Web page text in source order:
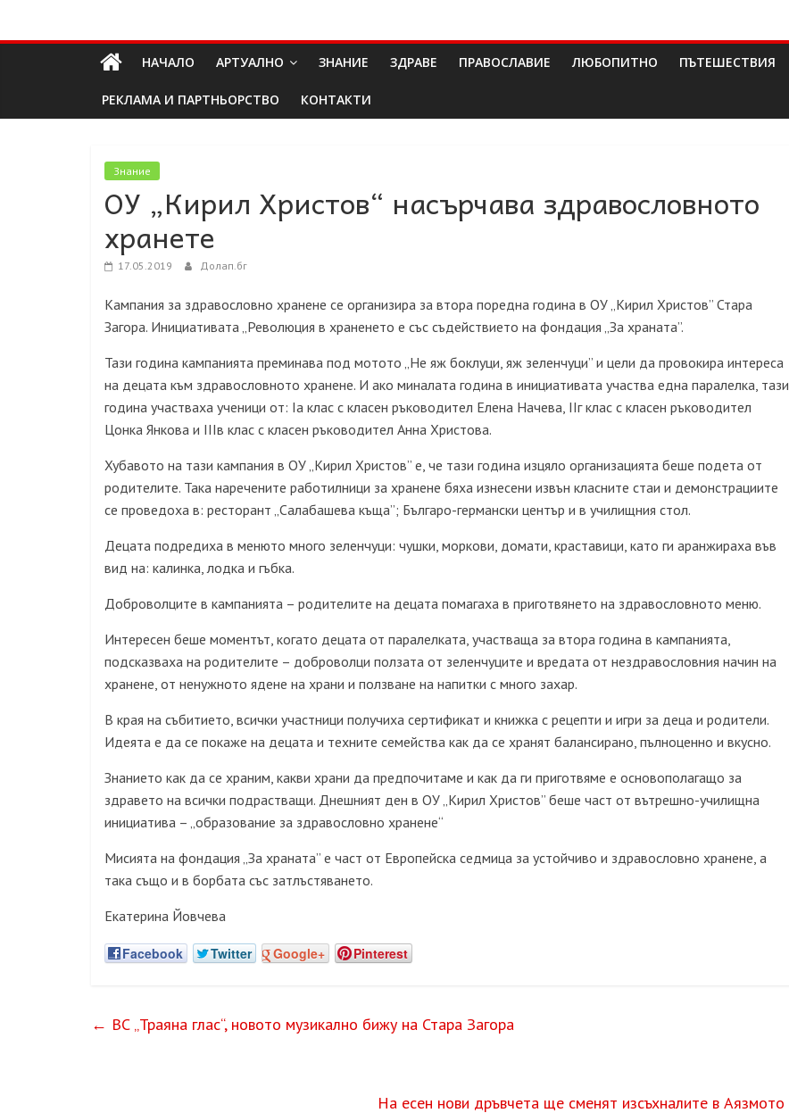
Долап
БГ
пътешествия|
мода|
събития|
кухня|
реклама|
минало|
НАЧАЛО АРТУАЛНО ЗНАНИЕ ЗДРАВЕ ПРАВОСЛАВИЕ ЛЮБОПИТНО ПЪТЕШЕСТВИЯ
РЕКЛАМА И ПАРТНЬОРСТВО КОНТАКТИ
Знание
ОУ „Кирил Христов“ насърчава здравословното
хранете
17.05.2019 Долап.бг
Кампания за здравословно хранене се организира за втора поредна година в ОУ „Кирил Христов” Стара
Загора. Инициативата „Революция в храненето е със съдействието на фондация „За храната”.
Тази година кампанията преминава под мотото „Не яж боклуци, яж зеленчуци” и цели да провокира интереса
на децата към здравословното хранене. И ако миналата година в инициативата участва една паралелка, тази
година участваха ученици от: Іа клас с класен ръководител Елена Начева, ІІг клас с класен ръководител
Цонка Янкова и ІІІв клас с класен ръководител Анна Христова.
Хубавото на тази кампания в ОУ „Кирил Христов” е, че тази година изцяло организацията беше подета от
родителите. Така наречените работилници за хранене бяха изнесени извън класните стаи и демонстрациите
се проведоха в: ресторант „Салабашева къща”; Българо-германски център и в училищния стол.
Децата подредиха в менюто много зеленчуци: чушки, моркови, домати, краставици, като ги аранжираха във
вид на: калинка, лодка и гъбка.
Доброволците в кампанията – родителите на децата помагаха в приготвянето на здравословното меню.
Интересен беше моментът, когато децата от паралелката, участваща за втора година в кампанията,
подсказваха на родителите – доброволци ползата от зеленчуците и вредата от нездравословния начин на
хранене, от ненужното ядене на храни и ползване на напитки с много захар.
В края на събитието, всички участници получиха сертификат и книжка с рецепти и игри за деца и родители.
Идеята е да се покаже на децата и техните семейства как да се хранят балансирано, пълноценно и вкусно.
Знанието как да се храним, какви храни да предпочитаме и как да ги приготвяме е основополагащо за
здравето на всички подрастващи. Днешният ден в ОУ „Кирил Христов” беше част от вътрешно-училищна
инициатива – „образование за здравословно хранене“
Мисията на фондация „За храната” е част от Европейска седмица за устойчиво и здравословно хранене, а
така също и в борбата със затлъстяването.
Екатерина Йовчева
Facebook Twitter Google+ Pinterest
← ВС „Траяна глас“, новото музикално бижу на Стара Загора
На есен нови дръвчета ще сменят изсъхналите в Аязмото